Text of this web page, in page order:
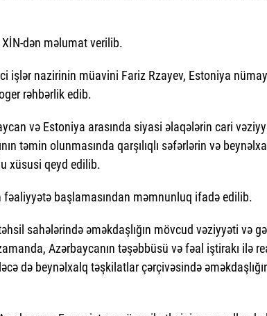
XİN-dən məlumat verilib.
işlər nazirinin müavini Fariz Rzayev, Estoniya
rəhbərlik edib.
və Estoniya arasında siyasi əlaqələrin cari
təmin olunmasında qarşılıqlı səfərlərin və
xüsusi qeyd edilib.
başlamasından məmnunluq ifadə edilib.
sahələrində əməkdaşlığın mövcud vəziyyəti və
Azərbaycanın təşəbbüsü və fəal iştirakı ilə
də beynəlxalq təşkilatlar çərçivəsində